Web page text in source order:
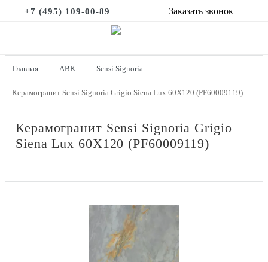
+7 (495) 109-00-89 Заказать звонок
Главная ABK Sensi Signoria
Керамогранит Sensi Signoria Grigio Siena Lux 60X120 (PF60009119)
Керамогранит Sensi Signoria Grigio
Siena Lux 60X120 (PF60009119)